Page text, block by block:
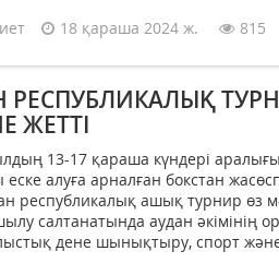
18 қараша 2024 ж. 815
РЕСПУБЛИКАЛЫҚ
ЖЕТТІ
13-17 қараша күндері
алуға арналған бокстан
республикалық ашық турнир өз
салтанатында аудан әкімінің
дене шынықтыру, спорт